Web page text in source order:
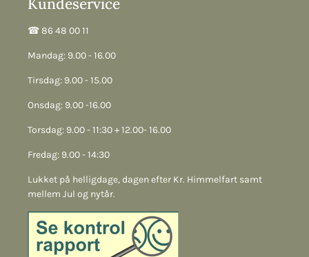
Kundeservice
☎︎ 86 48 00 11
Mandag: 9.00 - 16.00
Tirsdag: 9.00 - 15.00
Onsdag: 9.00 -16.00
Torsdag: 9.00 - 11:30 + 12.00- 16.00
Fredag: 9.00 - 14:30
Lukket på helligdage, dagen efter Kr. Himmelfart samt
mellem Jul og nytår.